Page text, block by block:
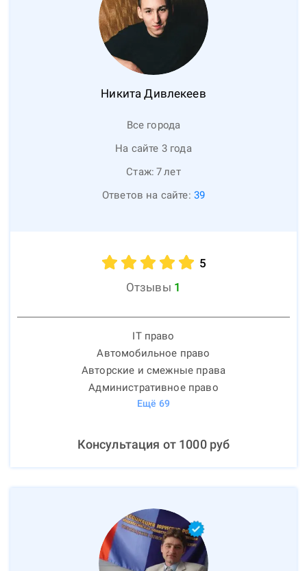
Никита Дивлекеев
Все города
На сайте 3 года
Стаж: 7лет
Ответов на сайте: 39
5
Отзывы 1
IT право
Автомобильное право
Авторские и смежные права
Административное право
Ещё 69
Консультация от 1000руб